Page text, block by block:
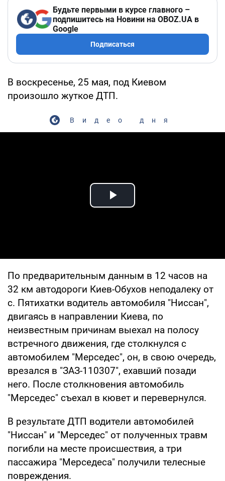
Будьте первыми в курсе главного –
подпишитесь на Новини на OBOZ.UA в
Google
Подписаться
В воскресенье, 25 мая, под Киевом
произошло жуткое ДТП.
Видео дня
Play Video
По предварительным данным в 12 часов на
32 км автодороги Киев-Обухов неподалеку от
с. Пятихатки водитель автомобиля "Ниссан",
двигаясь в направлении Киева, по
неизвестным причинам выехал на полосу
встречного движения, где столкнулся с
автомобилем "Мерседес", он, в свою очередь,
врезался в "ЗАЗ-110307", ехавший позади
него. После столкновения автомобиль
"Мерседес" съехал в кювет и перевернулся.
В результате ДТП водители автомобилей
"Ниссан" и "Мерседес" от полученных травм
погибли на месте происшествия, а три
пассажира "Мерседеса" получили телесные
повреждения.